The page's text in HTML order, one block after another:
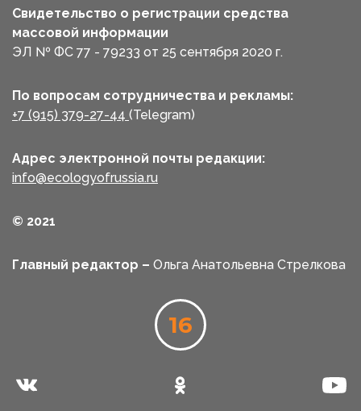
Свидетельство о регистрации средства
массовой информации
ЭЛ № ФС 77 - 79233 от 25 сентября 2020 г.
По вопросам сотрудничества и рекламы:
+7 (915) 379-27-44 (Telegram)
Адрес электронной почты редакции:
info@ecologyofrussia.ru
© 2021
Главный редактор – Ольга Анатольевна Стрелкова
16